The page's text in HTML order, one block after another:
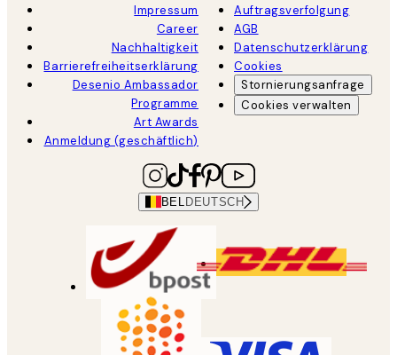
Impressum
Career
Nachhaltigkeit
Barrierefreiheitserklärung
Desenio Ambassador
Programme
Art Awards
Anmeldung (geschäftlich)
Auftragsverfolgung
AGB
Datenschutzerklärung
Cookies
Stornierungsanfrage
Cookies verwalten
BEL DEUTSCH